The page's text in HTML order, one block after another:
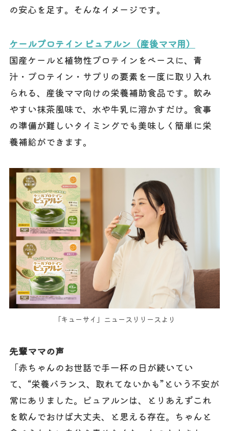
の安心を足す。そんなイメージです。
ケールプロテイン ピュアルン（産後ママ用）
国産ケールと植物性プロテインをベースに、青
汁・プロテイン・サプリの要素を一度に取り入れ
られる、産後ママ向けの栄養補助食品です。飲み
やすい抹茶風味で、水や牛乳に溶かすだけ。食事
の準備が難しいタイミングでも美味しく簡単に栄
養補給ができます。
「キューサイ」ニュースリリースより
先輩ママの声
「赤ちゃんのお世話で手一杯の日が続いてい
て、“栄養バランス、取れてないかも”という不安が
常にありました。ピュアルンは、とりあえずこれ
を飲んでおけば大丈夫、と思える存在。ちゃんと